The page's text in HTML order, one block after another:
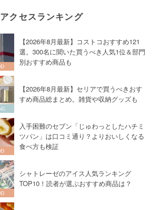
アクセスランキング
【2026年8月最新】コストコおすすめ121
選。300名に聞いた買うべき人気1位＆部門
別おすすめ商品も
【2026年8月最新】セリアで買うべきおす
すめ商品総まとめ。雑貨や収納グッズも
入手困難のセブン「じゅわっとしたハチミ
ツパン」は口コミ通り？よりおいしくなる
食べ方も検証
シャトレーゼのアイス人気ランキング
TOP10！読者が選ぶおすすめ商品は？